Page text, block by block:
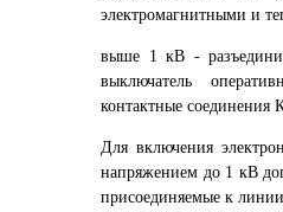
электромагнитными и
выше 1 кВ -
выключатель
контактные
Для включения
напряжением до 1 кВ
присоединяемые к